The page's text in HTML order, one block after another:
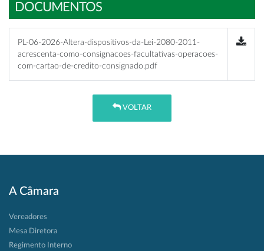
DOCUMENTOS
PL-06-2026-Altera-dispositivos-da-Lei-2080-2011-
acrescenta-como-consignacoes-facultativas-operacoes-
com-cartao-de-credito-consignado.pdf
VOLTAR
A Câmara
Vereadores
Mesa Diretora
Regimento Interno